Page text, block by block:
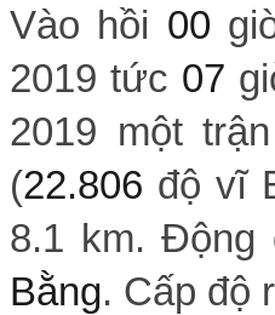
Vào hồi 00
2019 tức 07
2019 một
(22.806 độ vĩ
8.1 km. Động
Bằng. Cấp độ